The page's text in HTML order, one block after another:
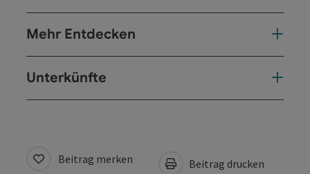
Mehr Entdecken
Unterkünfte
Beitrag merken Beitrag drucken